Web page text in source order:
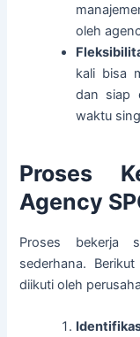
oleh
kali bisa
dan siap
waktu
Proses
Agency
Proses bekerja
sederhana.
diikuti oleh